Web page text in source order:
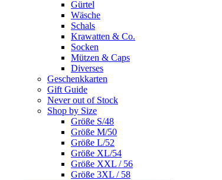
Gürtel
Wäsche
Schals
Krawatten & Co.
Socken
Mützen & Caps
Diverses
Geschenkkarten
Gift Guide
Never out of Stock
Shop by Size
Größe S/48
Größe M/50
Größe L/52
Größe XL/54
Größe XXL / 56
Größe 3XL / 58